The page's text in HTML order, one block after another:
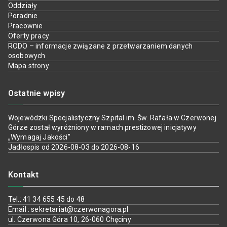
Oddziały
Poradnie
Pracownie
Oferty pracy
RODO – informacje związane z przetwarzaniem danych
osobowych
Mapa strony
Ostatnie wpisy
Wojewódzki Specjalistyczny Szpital im. Św. Rafała w Czerwonej
Górze został wyróżniony w ramach prestiżowej inicjatywy
„Wymagaj Jakości”
Jadłospis od 2026-08-03 do 2026-08-16
Kontakt
Tel.: 41 34 655 45 do 48
Email : sekretariat@czerwonagora.pl
ul. Czerwona Góra 10, 26-060 Chęciny